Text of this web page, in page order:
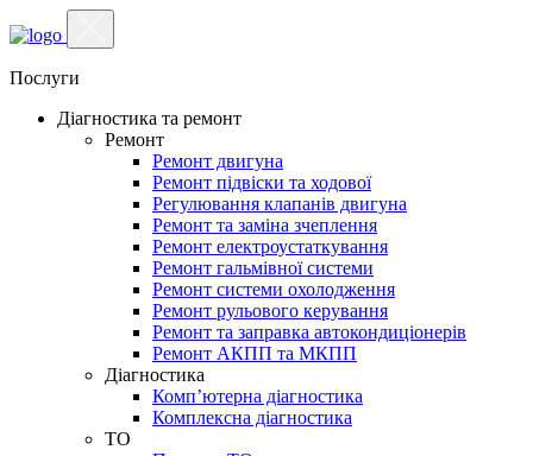
Послуги
Діагностика та ремонт
Ремонт
Ремонт двигуна
Ремонт підвіски та ходової
Регулювання клапанів двигуна
Ремонт та заміна зчеплення
Ремонт електроустаткування
Ремонт гальмівної системи
Ремонт системи охолодження
Ремонт рульового керування
Ремонт та заправка автокондиціонерів
Ремонт АКПП та МКПП
Діагностика
Комп’ютерна діагностика
Комплексна діагностика
ТО